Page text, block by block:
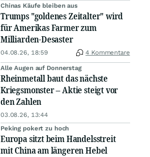
Chinas Käufe bleiben aus
Trumps "goldenes Zeitalter" wird
für Amerikas Farmer zum
Milliarden-Desaster
04.08.26, 18:59 4 Kommentare
Alle Augen auf Donnerstag
Rheinmetall baut das nächste
Kriegsmonster – Aktie steigt vor
den Zahlen
03.08.26, 13:44
Peking pokert zu hoch
Europa sitzt beim Handelsstreit
mit China am längeren Hebel